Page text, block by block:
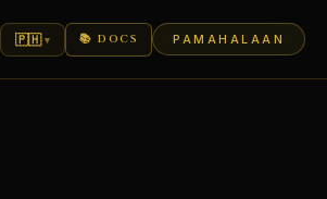
🇵🇭 ▾ 📚 DOCS PAMAHALAAN